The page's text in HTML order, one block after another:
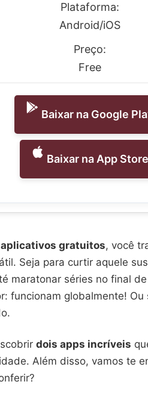
Plataforma:
Android/iOS
Preço:
Free
Baixar na Google
Baixar na App Store
aplicativos gratuitos, você
Seja para curtir aquele
maratonar séries no final
funcionam globalmente!
dois apps incríveis
Além disso, vamos te